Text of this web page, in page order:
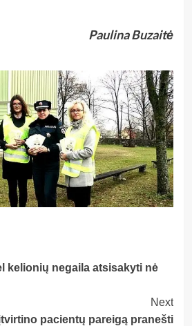
Paulina Buzaitė
kelionių negaila atsisakyti nė
Next
pacientų pareigą pranešti